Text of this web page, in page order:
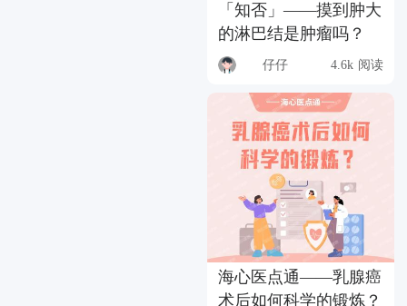
「知否」——摸到肿大
的淋巴结是肿瘤吗？
仔仔 4.6k 阅读
海心医点通——乳腺癌
术后如何科学的锻炼？